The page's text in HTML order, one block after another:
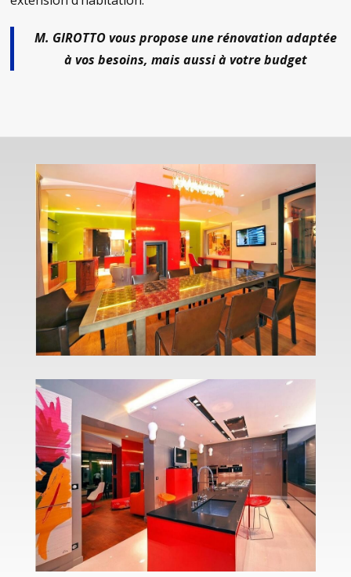
M. GIROTTO vous propose une rénovation adaptée
à vos besoins, mais aussi à votre budget